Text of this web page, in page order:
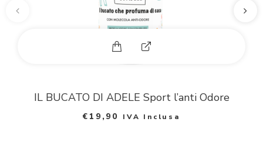
E
p
a
IL BUCATO DI ADELE Sport l’anti Odore
€ 19,90 IVA Inclusa